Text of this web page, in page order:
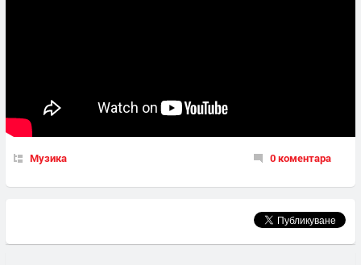
Музика 0 коментара